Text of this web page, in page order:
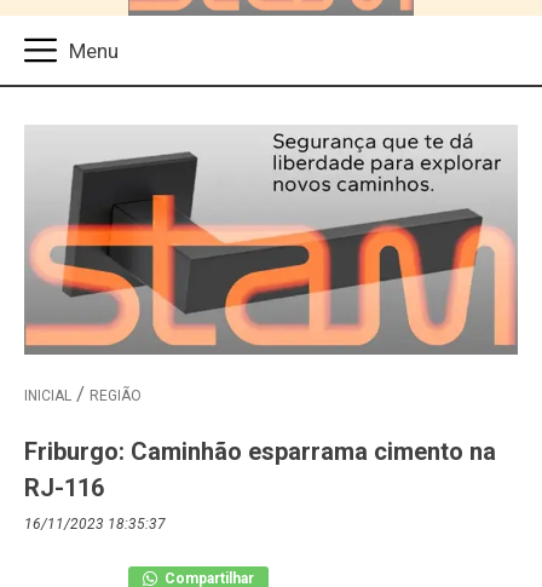
INICIAL REGIÃO
Friburgo: Caminhão esparrama cimento na
RJ-116
16/11/2023 18:35:37
Compartilhar